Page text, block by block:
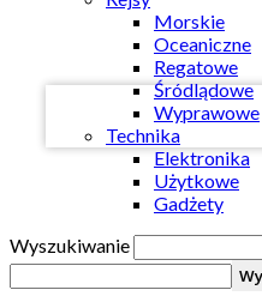
Morskie
Oceaniczne
Regatowe
Śródlądowe
Wyprawowe
Technika
Elektronika
Użytkowe
Gadżety
Wyszukiwanie